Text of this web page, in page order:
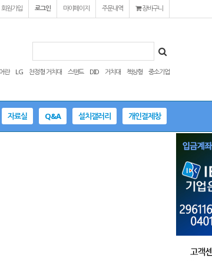
회원가입 로그인 마이페이지 주문내역 장바구니
란 LG 천정형 거치대 스탠드 DID 거치대 책상형 중소기업
자료실 Q&A 설치갤러리 개인결제창